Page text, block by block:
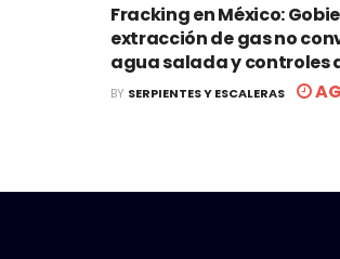
Fracking en México:
extracción de gas no
agua salada y controles
BY SERPIENTES Y ESCALERAS